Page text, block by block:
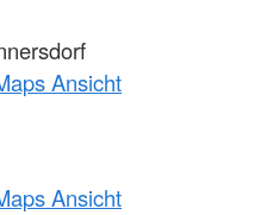
Ansicht
Ansicht